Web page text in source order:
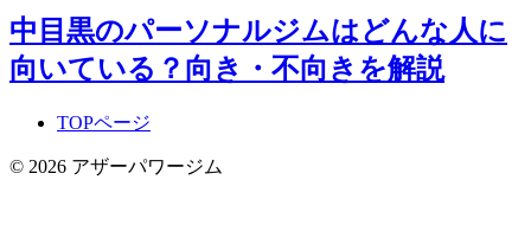
中目黒のパーソナルジムはどんな人に
向いている？向き・不向きを解説
TOPページ
© 2026 アザーパワージム